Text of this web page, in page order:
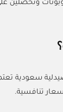
سعودية
تنافسية.